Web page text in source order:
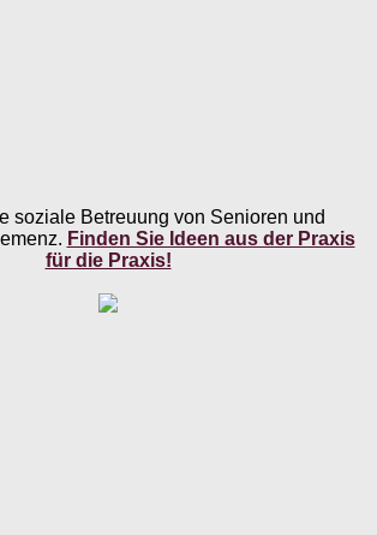
soziale Betreuung von Senioren und
Finden Sie Ideen aus der Praxis
für die Praxis!